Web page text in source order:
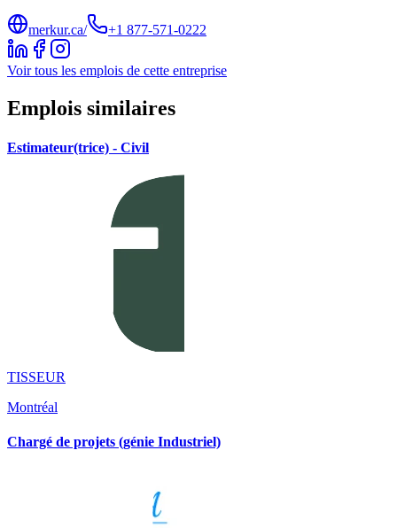
merkur.ca/ +1 877-571-0222
Voir tous les emplois de cette entreprise
Emplois similaires
Estimateur(trice) - Civil
TISSEUR
Montréal
Chargé de projets (génie Industriel)